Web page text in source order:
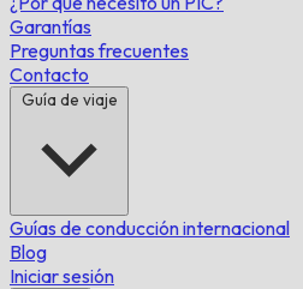
Garantías
Preguntas frecuentes
Contacto
Guía de viaje
Guías de conducción internacional
Blog
Iniciar sesión